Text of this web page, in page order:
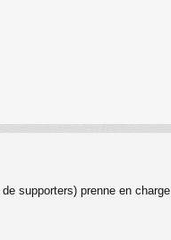
supporters) prenne en